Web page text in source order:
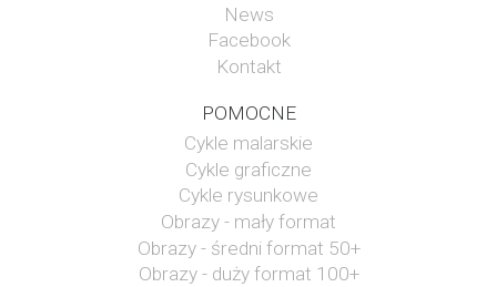
News
Facebook
Kontakt
POMOCNE
Cykle malarskie
Cykle graficzne
Cykle rysunkowe
Obrazy - mały format
Obrazy - średni format 50+
Obrazy - duży format 100+